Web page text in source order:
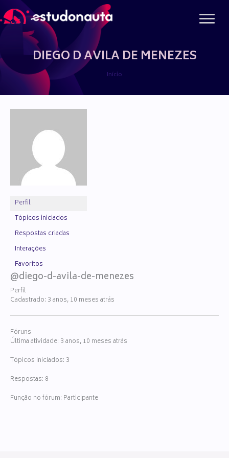
para
conteúdoDIEGO D AVILA DE MENEZES
Início
Perfil
Tópicos iniciados
Respostas criadas
Interações
Favoritos
@diego-d-avila-de-menezes
Perfil
Cadastrado: 3 anos, 10 meses atrás
Fóruns
Última atividade: 3 anos, 10 meses atrás
Tópicos iniciados: 3
Respostas: 8
Função no fórum: Participante